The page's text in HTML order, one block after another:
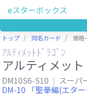
eスターボックス
トップ 同名カード 価格
ｱﾙﾃｨﾒｯﾄﾄﾞﾗｺﾞﾝ
アルティメッ
DM10S6-S10 スーパ
DM-10 「聖拳編(エタ